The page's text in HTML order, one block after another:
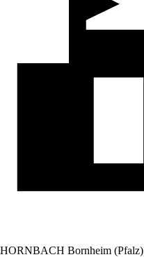
HORNBACH Bornheim (Pfalz)